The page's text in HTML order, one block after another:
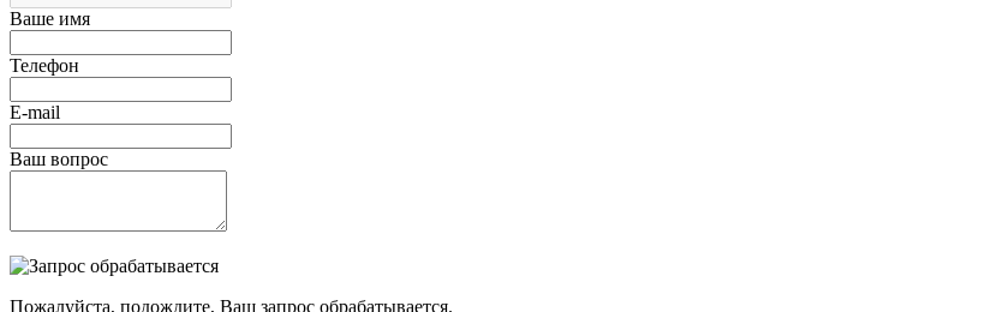
Ваше имя
Телефон
E-mail
Ваш вопрос
Пожалуйста, подождите, Ваш запрос обрабатывается.